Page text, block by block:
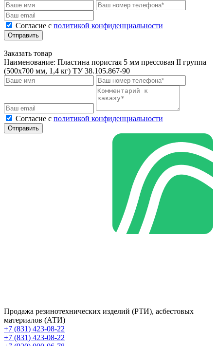
Cогласие с политикой конфиденциальности
Отправить
Заказать товар
Наименование: Пластина пористая 5 мм прессовая II группа
(500х700 мм, 1,4 кг) ТУ 38.105.867-90
Cогласие с политикой конфиденциальности
Отправить
Продажа резинотехнических изделий (РТИ), асбестовых
материалов (АТИ)
+7 (831) 423-08-22
+7 (831) 423-08-22